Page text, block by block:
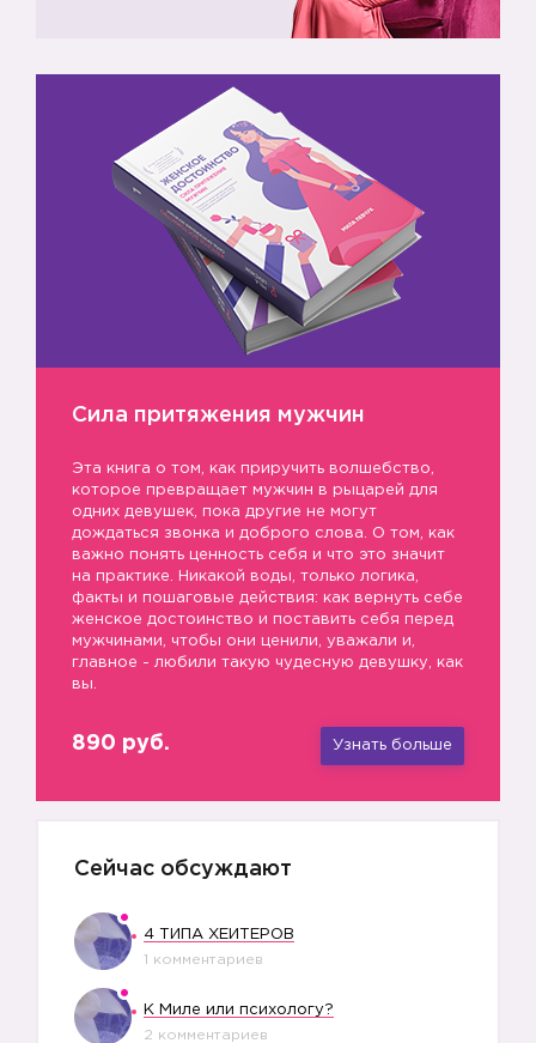
Сила притяжения мужчин
Эта книга о том, как приручить волшебство,
которое превращает мужчин в рыцарей для
одних девушек, пока другие не могут
дождаться звонка и доброго слова. О том, как
важно понять ценность себя и что это значит
на практике. Никакой воды, только логика,
факты и пошаговые действия: как вернуть себе
женское достоинство и поставить себя перед
мужчинами, чтобы они ценили, уважали и,
главное - любили такую чудесную девушку, как
вы.
890 руб. Узнать больше
Сейчас обсуждают
4 ТИПА ХЕЙТЕРОВ
1 комментариев
К Миле или психологу?
2 комментариев